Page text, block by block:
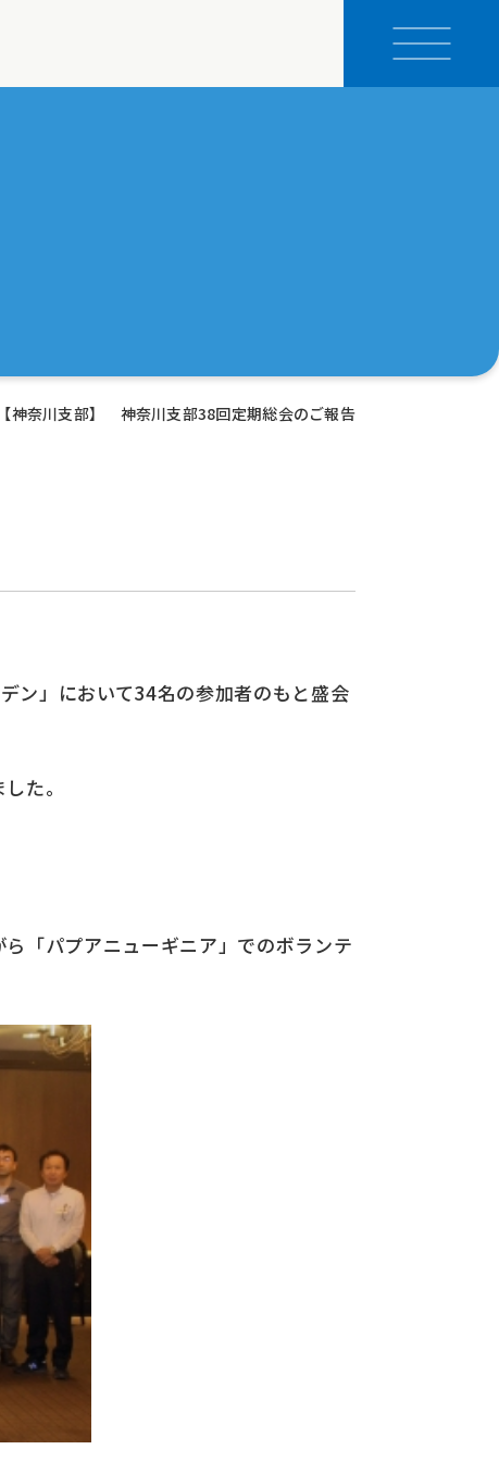
【神奈川支部】 神奈川支部38回定期総会のご報告
ン」において34名の参加者のもと盛会
た。
「パプアニューギニア」でのボランテ